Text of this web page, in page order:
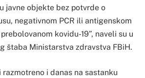
javne objekte bez potvrde o
negativnom PCR ili antigenskom
kovidu-19”, naveli su u
štaba Ministarstva zdravstva FBiH.
i danas na sastanku